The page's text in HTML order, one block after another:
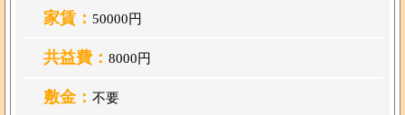
家賃： 50000円
共益費： 8000円
敷金： 不要